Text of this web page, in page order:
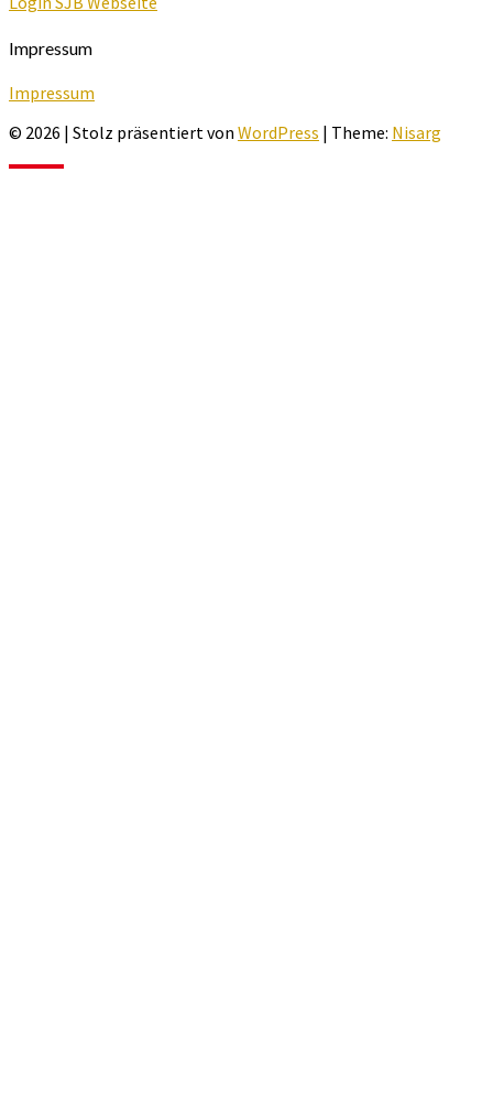
Impressum
Impressum
© 2026 | Stolz präsentiert von WordPress | Theme: Nisarg